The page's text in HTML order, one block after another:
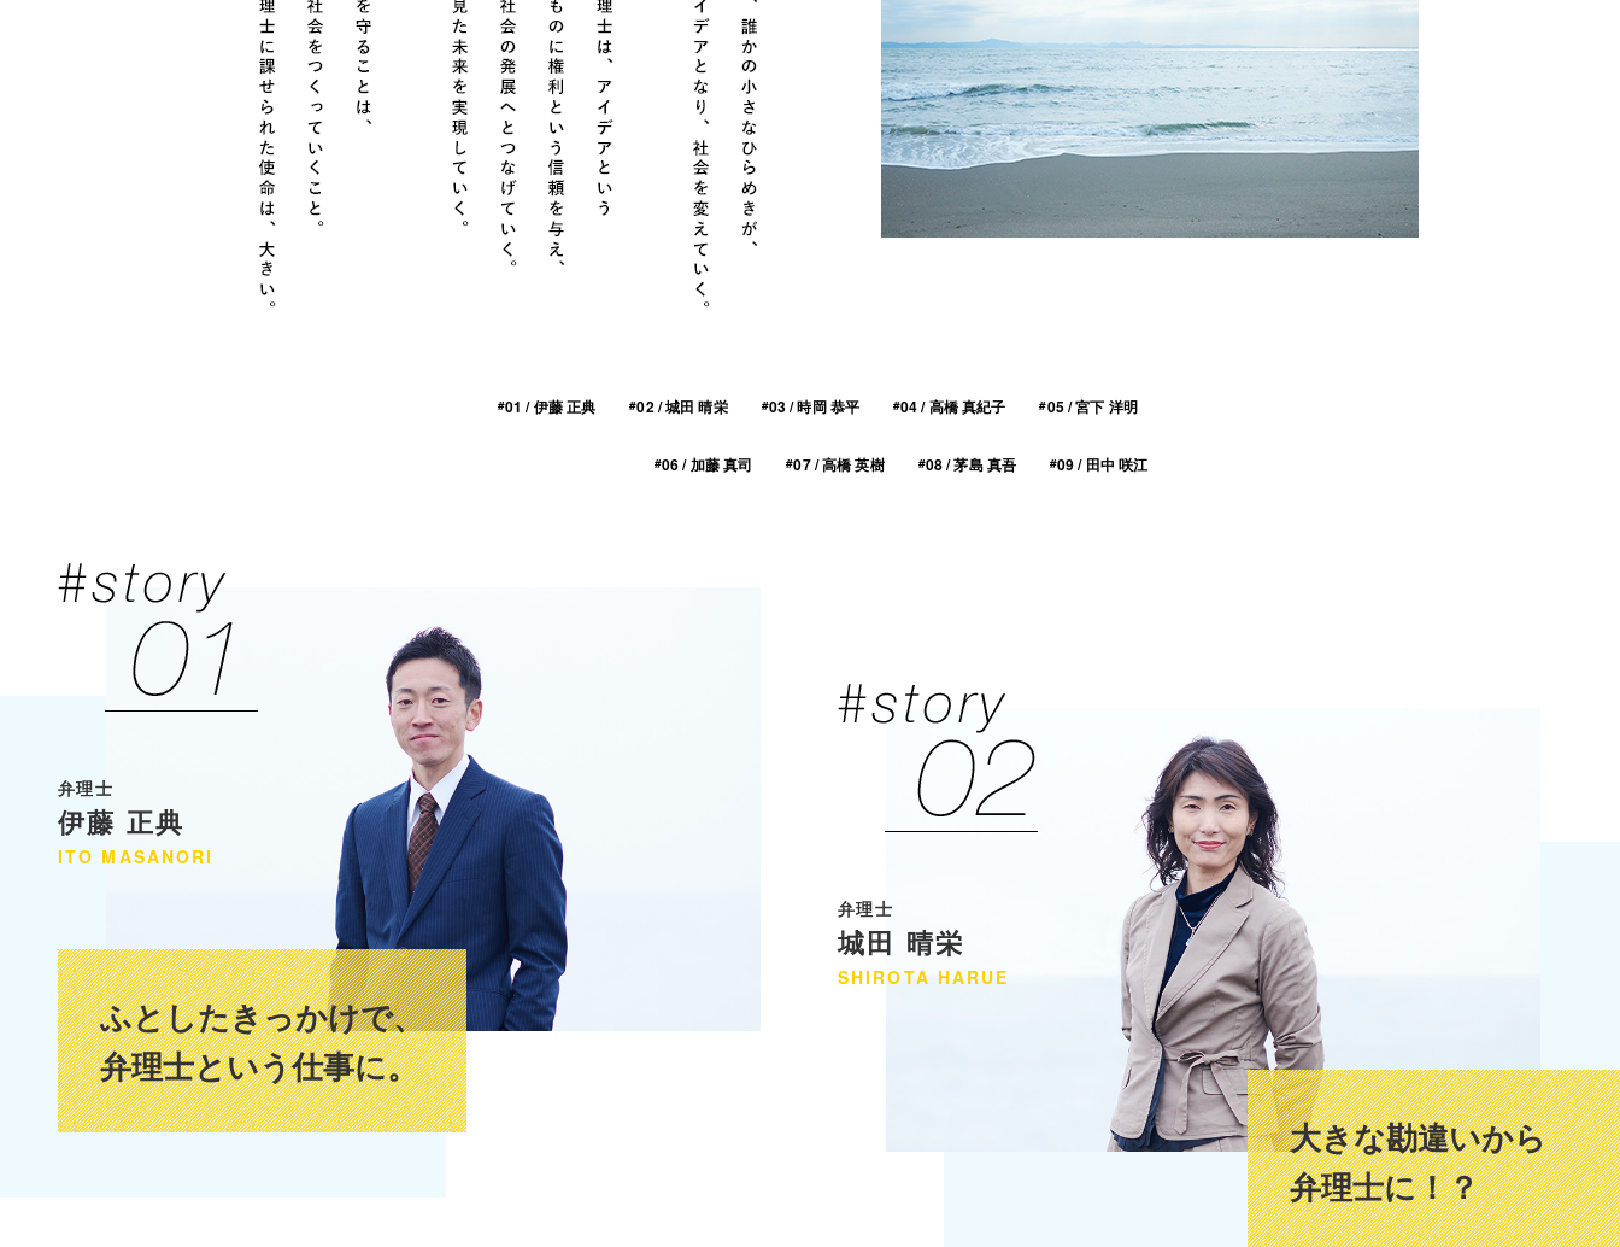
#01 / 伊藤 正典 #02 / 城田 晴栄 #03 / 時岡 恭平 #04 / 高橋 真紀子 #05 / 宮下 洋明
#06 / 加藤 真司 #07 / 高橋 英樹 #08 / 茅島 真吾 #09 / 田中 咲江
弁理士
伊藤 正典
ITO MASANORI
ふとしたきっかけで、
弁理士という仕事に。
弁理士
城田 晴栄
SHIROTA HARUE
大きな勘違いから
弁理士に！？